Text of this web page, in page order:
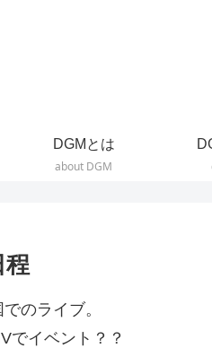
DGMとは
about DGM
程
のライブ。
でイベント？？